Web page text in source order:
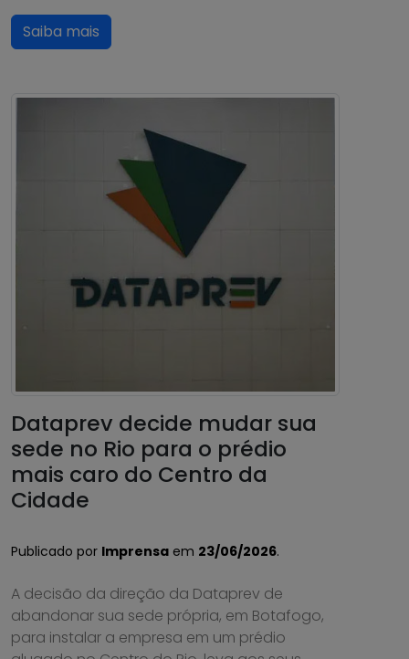
Saiba mais
Dataprev decide mudar sua
sede no Rio para o prédio
mais caro do Centro da
Cidade
Publicado por Imprensa em 23/06/2026.
A decisão da direção da Dataprev de
abandonar sua sede própria, em Botafogo,
para instalar a empresa em um prédio